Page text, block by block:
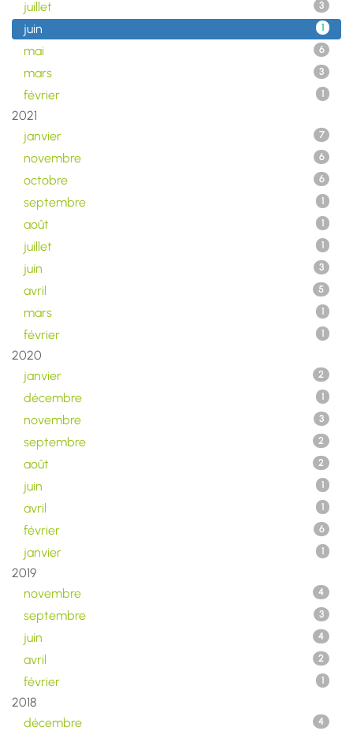
juillet 3
juin 1
mai 6
mars 3
février 1
2021
janvier
7
novembre 6
octobre 6
septembre 1
août 1
juillet 1
juin 3
avril 5
mars 1
février 1
2020
janvier
2
décembre 1
novembre 3
septembre 2
août 2
juin 1
avril 1
février 6
janvier 1
2019
novembre
4
septembre 3
juin 4
avril 2
février 1
2018
décembre
4